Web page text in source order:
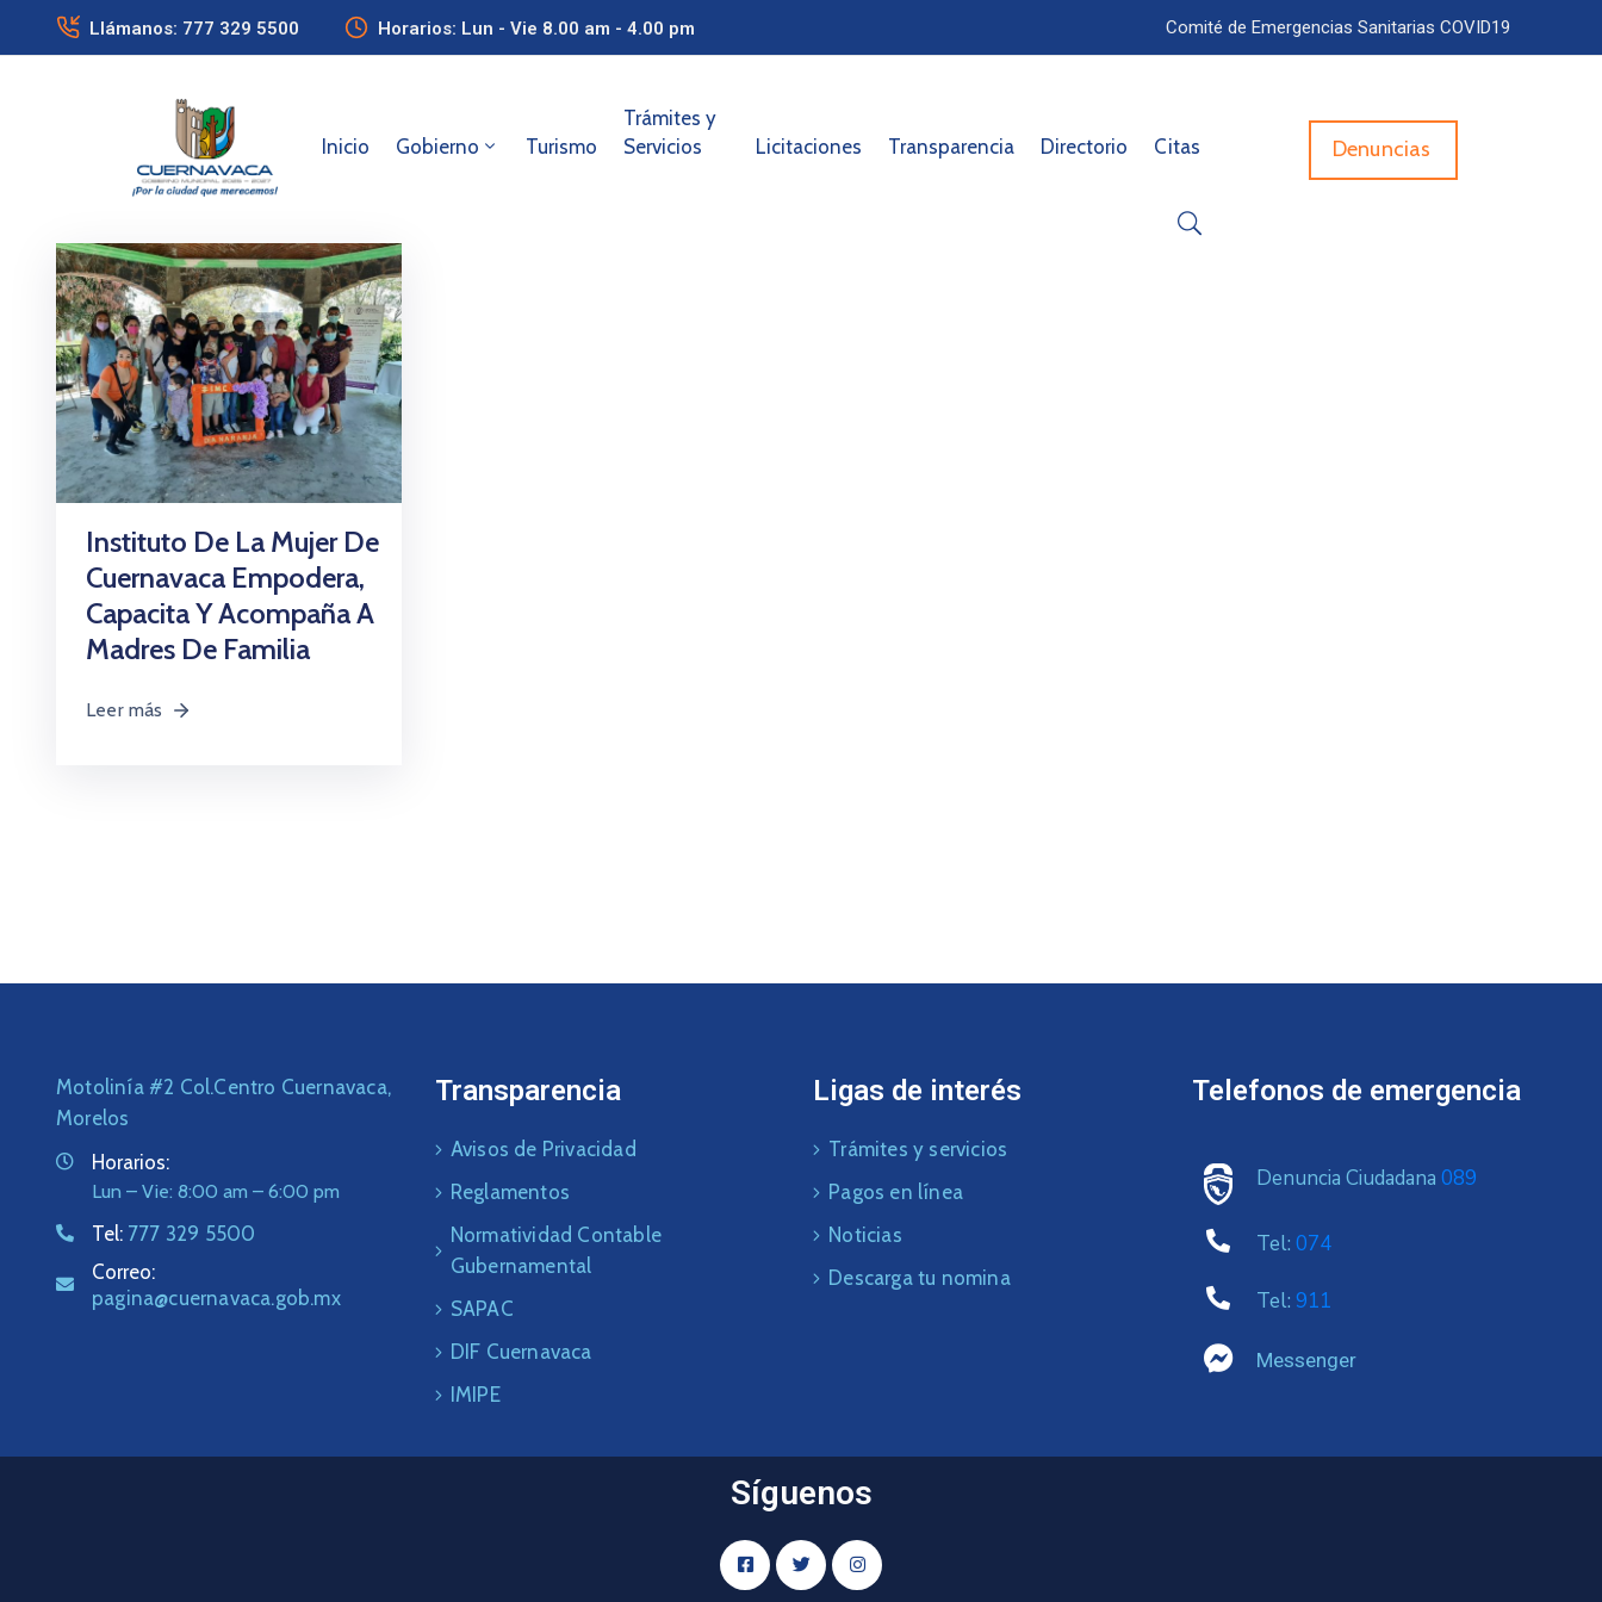
Llámanos: 777 329 5500 Horarios: Lun - Vie 8.00 am - 4.00 pm Comité de Emergencias Sanitarias COVID19
Inicio Gobierno Turismo
Trámites y
Servicios
Licitaciones Transparencia Directorio Citas Denuncias
Instituto De La Mujer De
Cuernavaca Empodera,
Capacita Y Acompaña A
Madres De Familia
Leer más
Motolinía #2 Col.Centro Cuernavaca,
Morelos
Horarios:
Lun – Vie: 8:00 am – 6:00 pm
Tel: 777 329 5500
Correo:
pagina@cuernavaca.gob.mx
Transparencia
Avisos de Privacidad
Reglamentos
Normatividad Contable
Gubernamental
SAPAC
DIF Cuernavaca
IMIPE
Ligas de interés
Trámites y servicios
Pagos en línea
Noticias
Descarga tu nomina
Telefonos de emergencia
Denuncia Ciudadana 089
Tel: 074
Tel: 911
Messenger
Síguenos